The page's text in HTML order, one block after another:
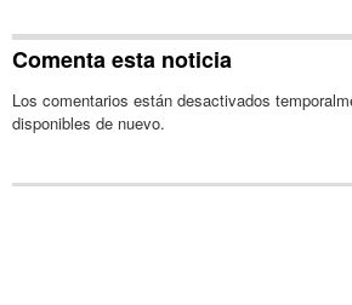
Comenta esta noticia
Los comentarios están desactivados
disponibles de nuevo.